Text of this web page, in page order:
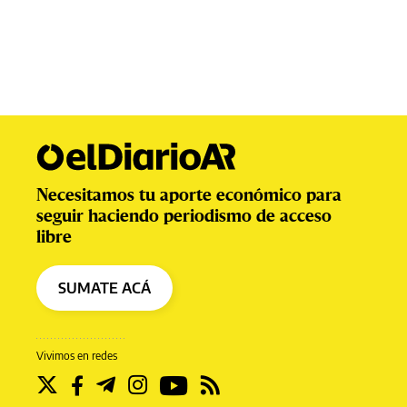
Vivimos en redes
Necesitamos tu aporte económico para
seguir haciendo periodismo de acceso
libre
SUMATE ACÁ